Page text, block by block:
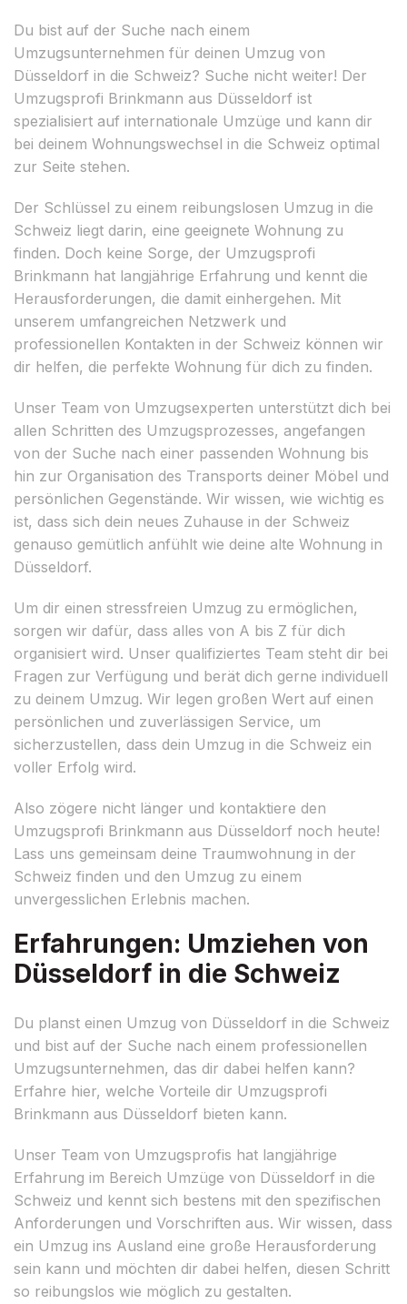
Du bist auf der Suche nach einem
Umzugsunternehmen für deinen Umzug von
Düsseldorf in die Schweiz? Suche nicht weiter! Der
Umzugsprofi Brinkmann aus Düsseldorf ist
spezialisiert auf internationale Umzüge und kann dir
bei deinem Wohnungswechsel in die Schweiz optimal
zur Seite stehen.
Der Schlüssel zu einem reibungslosen Umzug in die
Schweiz liegt darin, eine geeignete Wohnung zu
finden. Doch keine Sorge, der Umzugsprofi
Brinkmann hat langjährige Erfahrung und kennt die
Herausforderungen, die damit einhergehen. Mit
unserem umfangreichen Netzwerk und
professionellen Kontakten in der Schweiz können wir
dir helfen, die perfekte Wohnung für dich zu finden.
Unser Team von Umzugsexperten unterstützt dich bei
allen Schritten des Umzugsprozesses, angefangen
von der Suche nach einer passenden Wohnung bis
hin zur Organisation des Transports deiner Möbel und
persönlichen Gegenstände. Wir wissen, wie wichtig es
ist, dass sich dein neues Zuhause in der Schweiz
genauso gemütlich anfühlt wie deine alte Wohnung in
Düsseldorf.
Um dir einen stressfreien Umzug zu ermöglichen,
sorgen wir dafür, dass alles von A bis Z für dich
organisiert wird. Unser qualifiziertes Team steht dir bei
Fragen zur Verfügung und berät dich gerne individuell
zu deinem Umzug. Wir legen großen Wert auf einen
persönlichen und zuverlässigen Service, um
sicherzustellen, dass dein Umzug in die Schweiz ein
voller Erfolg wird.
Also zögere nicht länger und kontaktiere den
Umzugsprofi Brinkmann aus Düsseldorf noch heute!
Lass uns gemeinsam deine Traumwohnung in der
Schweiz finden und den Umzug zu einem
unvergesslichen Erlebnis machen.
Erfahrungen: Umziehen von
Düsseldorf in die Schweiz
Du planst einen Umzug von Düsseldorf in die Schweiz
und bist auf der Suche nach einem professionellen
Umzugsunternehmen, das dir dabei helfen kann?
Erfahre hier, welche Vorteile dir Umzugsprofi
Brinkmann aus Düsseldorf bieten kann.
Unser Team von Umzugsprofis hat langjährige
Erfahrung im Bereich Umzüge von Düsseldorf in die
Schweiz und kennt sich bestens mit den spezifischen
Anforderungen und Vorschriften aus. Wir wissen, dass
ein Umzug ins Ausland eine große Herausforderung
sein kann und möchten dir dabei helfen, diesen Schritt
so reibungslos wie möglich zu gestalten.